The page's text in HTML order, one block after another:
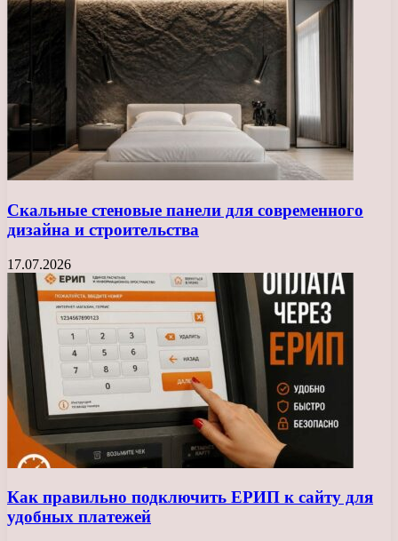
Скальные стеновые панели для современного
дизайна и строительства
17.07.2026
Как правильно подключить ЕРИП к сайту для
удобных платежей